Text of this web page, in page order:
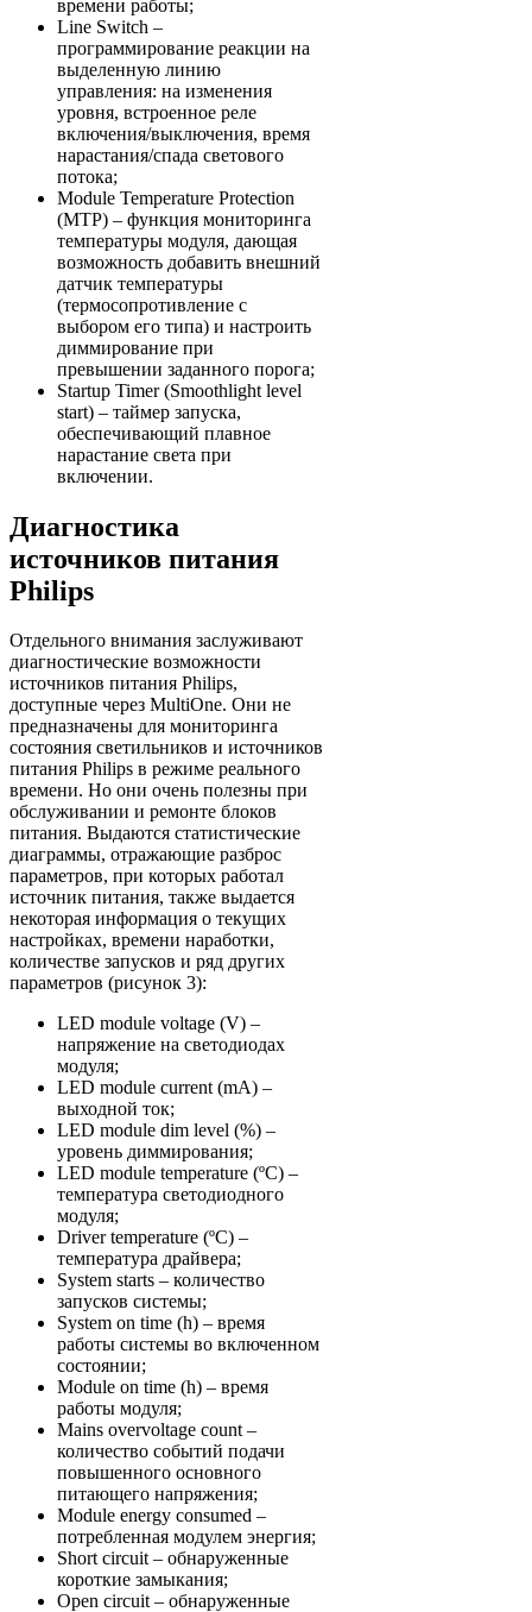
времени работы;
Line Switch –
программирование реакции на
выделенную линию
управления: на изменения
уровня, встроенное реле
включения/выключения, время
нарастания/спада светового
потока;
Module Temperature Protection
(MTP) – функция мониторинга
температуры модуля, дающая
возможность добавить внешний
датчик температуры
(термосопротивление с
выбором его типа) и настроить
диммирование при
превышении заданного порога;
Startup Timer (Smoothlight level
start) – таймер запуска,
обеспечивающий плавное
нарастание света при
включении.
Диагностика
источников питания
Philips
Отдельного внимания заслуживают
диагностические возможности
источников питания Philips,
доступные через MultiOne. Они не
предназначены для мониторинга
состояния светильников и источников
питания Philips в режиме реального
времени. Но они очень полезны при
обслуживании и ремонте блоков
питания. Выдаются статистические
диаграммы, отражающие разброс
параметров, при которых работал
источник питания, также выдается
некоторая информация о текущих
настройках, времени наработки,
количестве запусков и ряд других
параметров (рисунок 3):
LED module voltage (V) –
напряжение на светодиодах
модуля;
LED module current (mA) –
выходной ток;
LED module dim level (%) –
уровень диммирования;
LED module temperature (ºC) –
температура светодиодного
модуля;
Driver temperature (ºC) –
температура драйвера;
System starts – количество
запусков системы;
System on time (h) – время
работы системы во включенном
состоянии;
Module on time (h) – время
работы модуля;
Mains overvoltage count –
количество событий подачи
повышенного основного
питающего напряжения;
Module energy consumed –
потребленная модулем энергия;
Short circuit – обнаруженные
короткие замыкания;
Open circuit – обнаруженные